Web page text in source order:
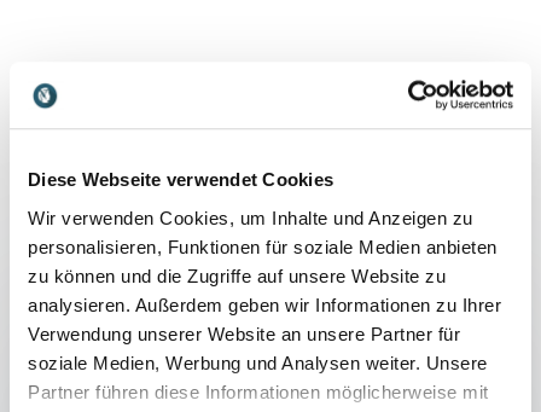
Diese Webseite verwendet Cookies
Wir verwenden Cookies, um Inhalte und Anzeigen zu
personalisieren, Funktionen für soziale Medien anbieten
zu können und die Zugriffe auf unsere Website zu
analysieren. Außerdem geben wir Informationen zu Ihrer
Verwendung unserer Website an unsere Partner für
soziale Medien, Werbung und Analysen weiter. Unsere
Partner führen diese Informationen möglicherweise mit
Referate
MATTHIAS PÖHM VORTRAG:
Präsentieren Sie noch oder faszinieren
Sie schon?
Lernen Sie von Matthias Pöhm, wie Sie Ihre
Zuhörer in Ihren Bann ziehen: Schaffen Sie